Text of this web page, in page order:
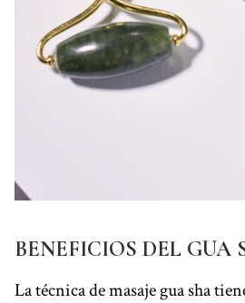
BENEFICIOS DEL GUA
La técnica de masaje gua sha